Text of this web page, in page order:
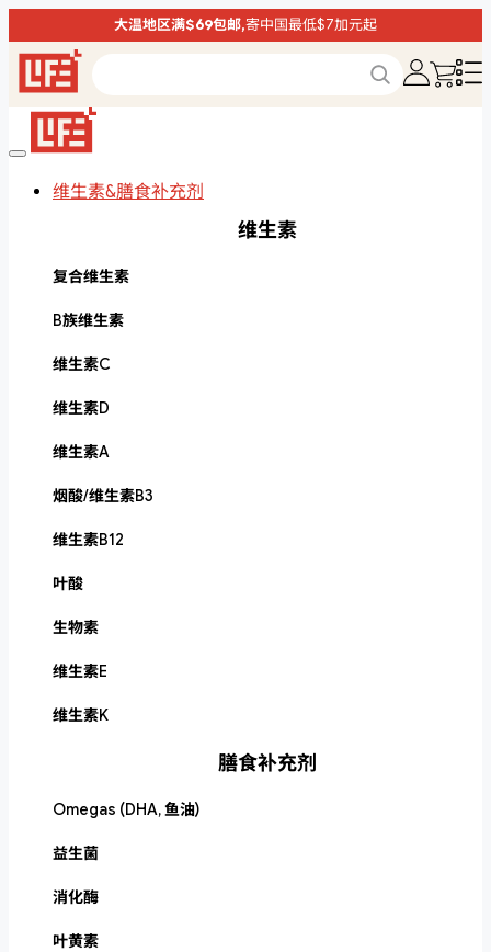
大温地区满$69包邮,寄中国最低$7加元起
维生素&膳食补充剂
维生素
复合维生素
B族维生素
维生素C
维生素D
维生素A
烟酸/维生素B3
维生素B12
叶酸
生物素
维生素E
维生素K
膳食补充剂
Omegas (DHA, 鱼油)
益生菌
消化酶
叶黄素